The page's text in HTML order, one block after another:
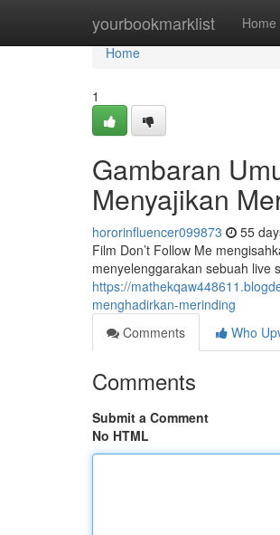
yourbookmarklist Home
Home
Home
1
Gambaran
Menyajikan
hororinfluencer099873 55
Film Don’t Follow Me
menyelenggarakan sebuah live
https://
menghadirkan-merinding
Comments
Who
Comments
Submit a Comment
No HTML